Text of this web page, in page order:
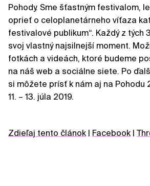
Pohody. Sme šťastným festivalom,
oprieť o celoplanetárneho víťaza
festivalové publikum“. Každý z tých
svoj vlastný najsilnejší moment.
fotkách a videách, ktoré budeme
na náš web a sociálne siete. Po
si môžete prísť k nám aj na Pohodu
11. – 13. júla 2019.
Zdieľaj tento článok | Facebook |